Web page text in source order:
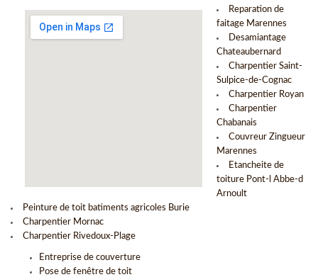
Reparation de
faitage Marennes
Desamiantage
Chateaubernard
Charpentier Saint-
Sulpice-de-Cognac
Charpentier Royan
Charpentier
Chabanais
Couvreur Zingueur
Marennes
Etancheite de
toiture Pont-l Abbe-d
Arnoult
Peinture de toit batiments agricoles Burie
Charpentier Mornac
Charpentier Rivedoux-Plage
Entreprise de couverture
Pose de fenêtre de toit